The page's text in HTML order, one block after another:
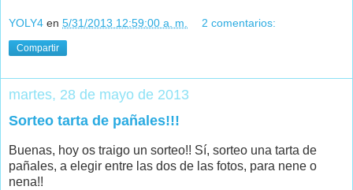
YOLY4 en 5/31/2013 12:59:00 a. m. 2 comentarios:
Compartir
martes, 28 de mayo de 2013
Sorteo tarta de pañales!!!
Buenas, hoy os traigo un sorteo!! Sí, sorteo una tarta de
pañales, a elegir entre las dos de las fotos, para nene o
nena!!